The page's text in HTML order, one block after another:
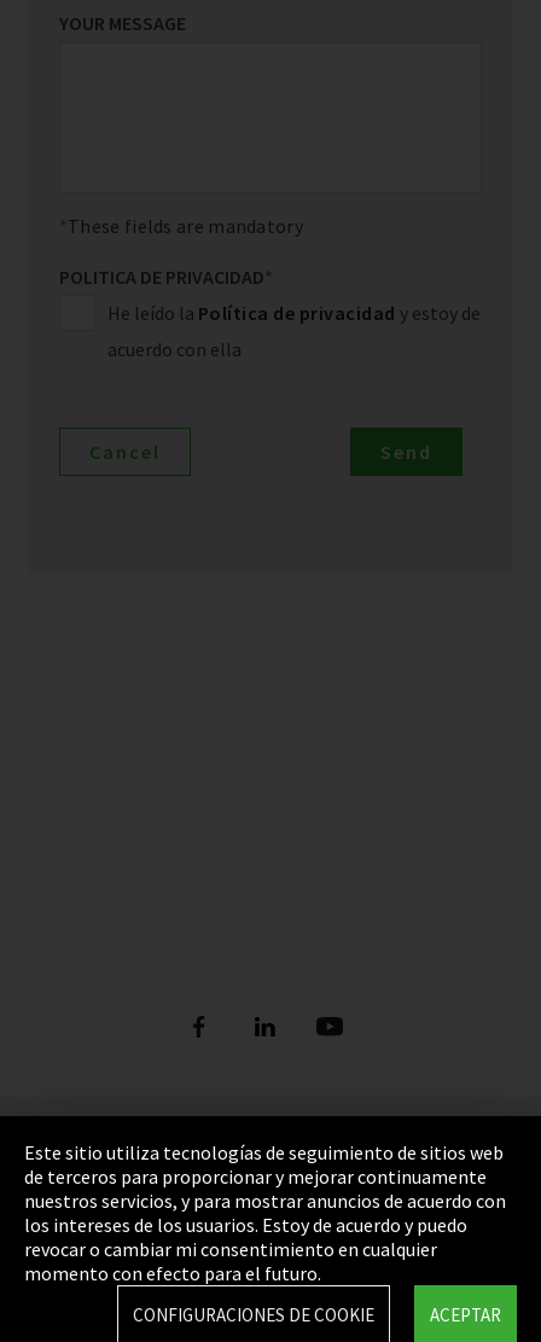
YOUR MESSAGE
These fields are mandatory
POLITICA DE PRIVACIDAD*
He leído la Política de privacidad y estoy de
acuerdo con ella
Pie de imprenta
Política de privacidad
Cookie Settings
Términos y Condiciones
Mapa del sitio
Este sitio utiliza tecnologías de seguimiento de sitios web
de terceros para proporcionar y mejorar continuamente
nuestros servicios, y para mostrar anuncios de acuerdo con
los intereses de los usuarios. Estoy de acuerdo y puedo
revocar o cambiar mi consentimiento en cualquier
momento con efecto para el futuro.
ACEPTAR
CONFIGURACIONES DE COOKIE